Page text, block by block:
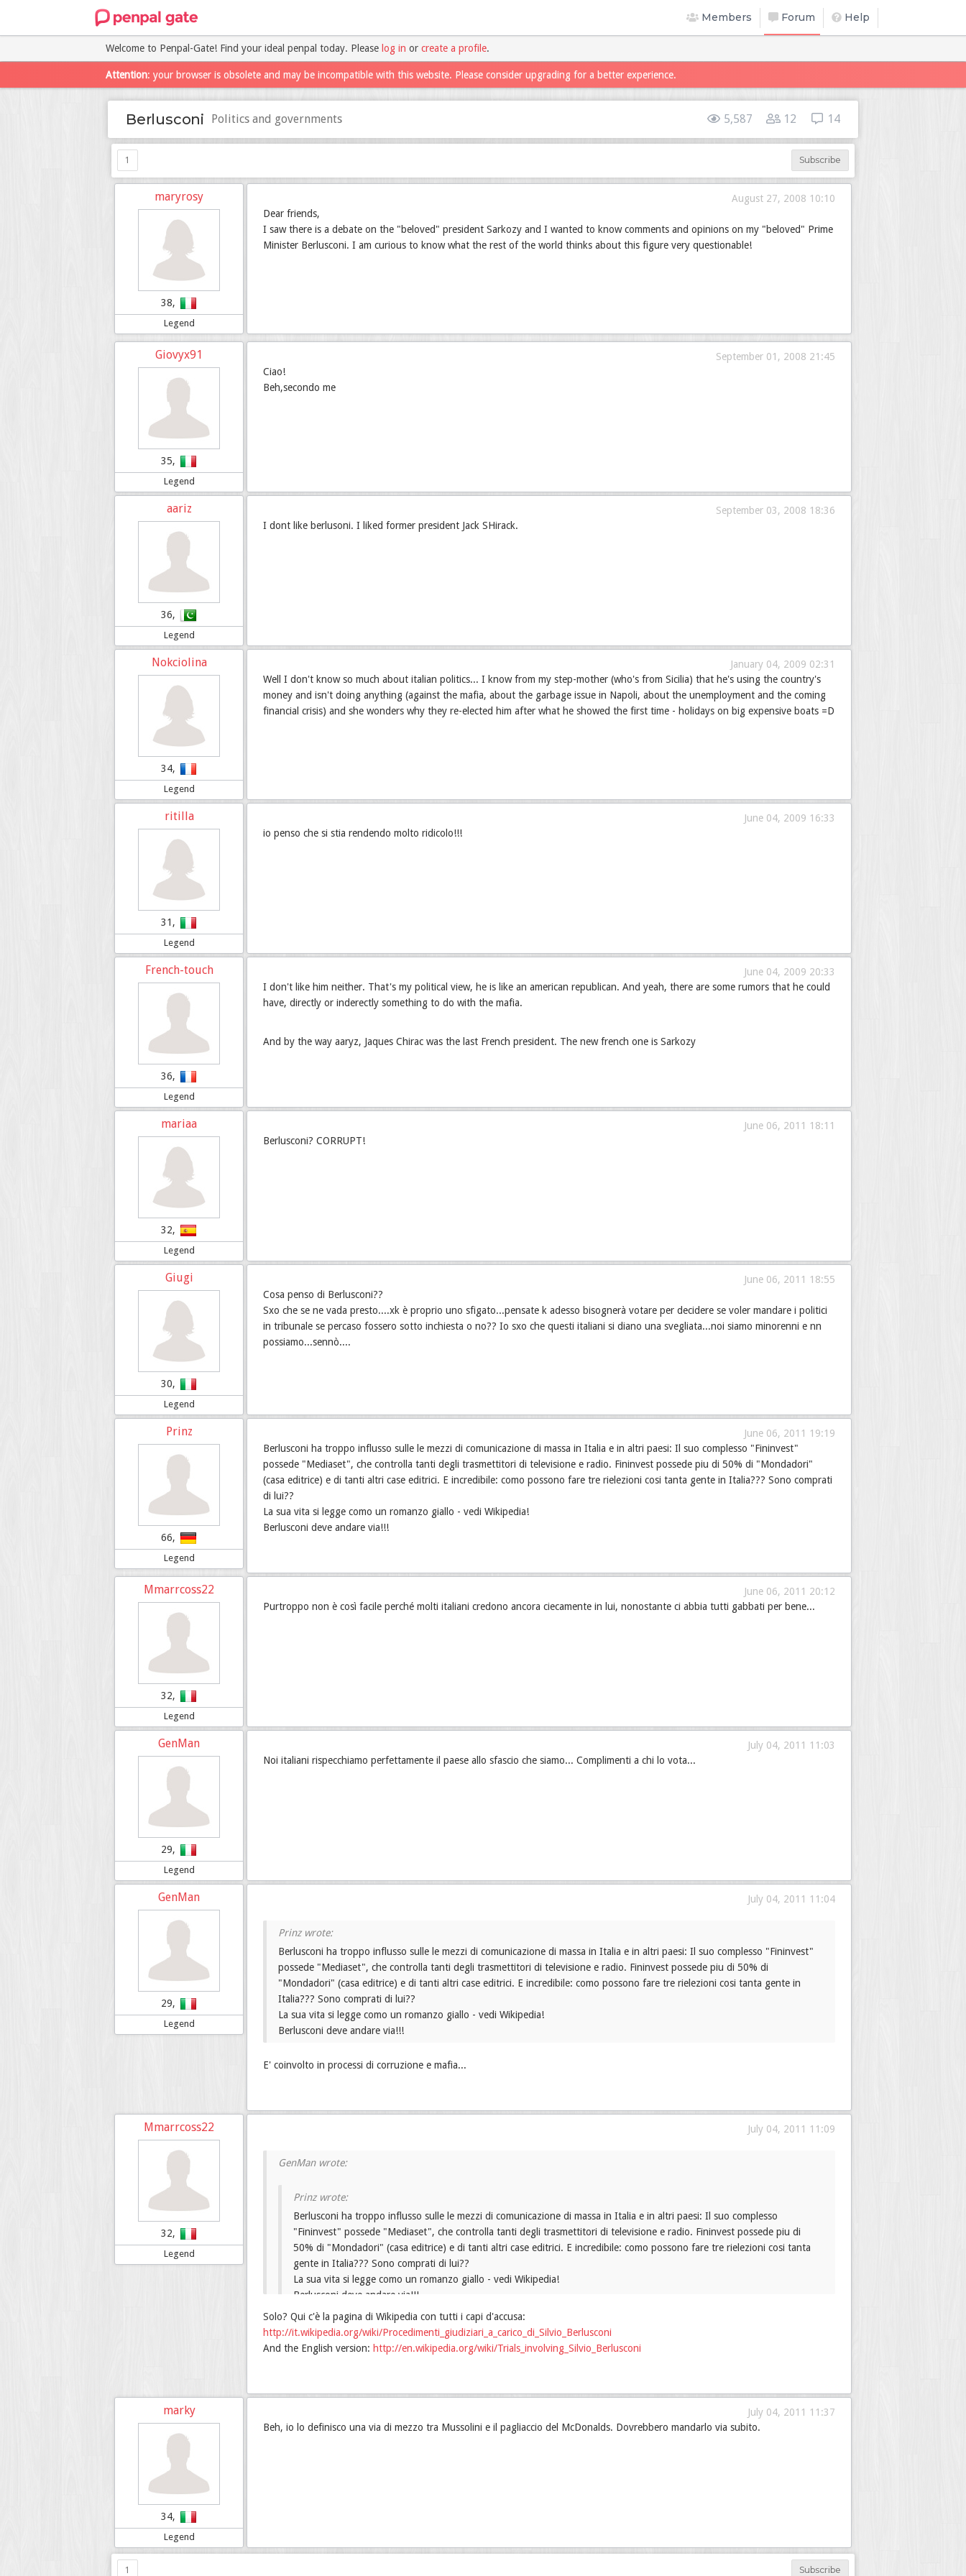
Members Forum Help
Welcome to Penpal-Gate! Find your ideal penpal today. Please log in or create a profile.
Attention: your browser is obsolete and may be incompatible with this website. Please consider upgrading for a better experience.
Berlusconi Politics and governments 5,587 12 14
Subscribe
1
maryrosy
38,
Legend
August 27, 2008 10:10
Dear friends,
I saw there is a debate on the "beloved" president Sarkozy and I wanted to know comments and opinions on my "beloved" Prime
Minister Berlusconi. I am curious to know what the rest of the world thinks about this figure very questionable!
Giovyx91
35,
Legend
September 01, 2008 21:45
Ciao!
Beh,secondo me
aariz
36,
Legend
September 03, 2008 18:36
I dont like berlusoni. I liked former president Jack SHirack.
Nokciolina
34,
Legend
January 04, 2009 02:31
Well I don't know so much about italian politics... I know from my step-mother (who's from Sicilia) that he's using the country's
money and isn't doing anything (against the mafia, about the garbage issue in Napoli, about the unemployment and the coming
financial crisis) and she wonders why they re-elected him after what he showed the first time - holidays on big expensive boats =D
ritilla
31,
Legend
June 04, 2009 16:33
io penso che si stia rendendo molto ridicolo!!!
French-touch
36,
Legend
June 04, 2009 20:33
I don't like him neither. That's my political view, he is like an american republican. And yeah, there are some rumors that he could
have, directly or inderectly something to do with the mafia.
And by the way aaryz, Jaques Chirac was the last French president. The new french one is Sarkozy
mariaa
32,
Legend
June 06, 2011 18:11
Berlusconi? CORRUPT!
Giugi
30,
Legend
June 06, 2011 18:55
Cosa penso di Berlusconi??
Sxo che se ne vada presto....xk è proprio uno sfigato...pensate k adesso bisognerà votare per decidere se voler mandare i politici
in tribunale se percaso fossero sotto inchiesta o no?? Io sxo che questi italiani si diano una svegliata...noi siamo minorenni e nn
possiamo...sennò....
Prinz
66,
Legend
June 06, 2011 19:19
Berlusconi ha troppo influsso sulle le mezzi di comunicazione di massa in Italia e in altri paesi: Il suo complesso "Fininvest"
possede "Mediaset", che controlla tanti degli trasmettitori di televisione e radio. Fininvest possede piu di 50% di "Mondadori"
(casa editrice) e di tanti altri case editrici. E incredibile: como possono fare tre rielezioni cosi tanta gente in Italia??? Sono comprati
di lui??
La sua vita si legge como un romanzo giallo - vedi Wikipedia!
Berlusconi deve andare via!!!
Mmarrcoss22
32,
Legend
June 06, 2011 20:12
Purtroppo non è così facile perché molti italiani credono ancora ciecamente in lui, nonostante ci abbia tutti gabbati per bene...
GenMan
29,
Legend
July 04, 2011 11:03
Noi italiani rispecchiamo perfettamente il paese allo sfascio che siamo... Complimenti a chi lo vota...
GenMan
29,
Legend
July 04, 2011 11:04
Berlusconi ha troppo influsso sulle le mezzi di comunicazione di massa in Italia e in altri paesi: Il suo complesso "Fininvest"
possede "Mediaset", che controlla tanti degli trasmettitori di televisione e radio. Fininvest possede piu di 50% di
"Mondadori" (casa editrice) e di tanti altri case editrici. E incredibile: como possono fare tre rielezioni cosi tanta gente in
Italia??? Sono comprati di lui??
La sua vita si legge como un romanzo giallo - vedi Wikipedia!
Berlusconi deve andare via!!!
E' coinvolto in processi di corruzione e mafia...
Mmarrcoss22
32,
Legend
July 04, 2011 11:09
Berlusconi ha troppo influsso sulle le mezzi di comunicazione di massa in Italia e in altri paesi: Il suo complesso
"Fininvest" possede "Mediaset", che controlla tanti degli trasmettitori di televisione e radio. Fininvest possede piu di
50% di "Mondadori" (casa editrice) e di tanti altri case editrici. E incredibile: como possono fare tre rielezioni cosi tanta
gente in Italia??? Sono comprati di lui??
La sua vita si legge como un romanzo giallo - vedi Wikipedia!
Berlusconi deve andare via!!!
E' coinvolto in processi di corruzione e mafia...
Solo? Qui c'è la pagina di Wikipedia con tutti i capi d'accusa:
http://it.wikipedia.org/wiki/Procedimenti_giudiziari_a_carico_di_Silvio_Berlusconi
And the English version: http://en.wikipedia.org/wiki/Trials_involving_Silvio_Berlusconi
marky
34,
Legend
July 04, 2011 11:37
Beh, io lo definisco una via di mezzo tra Mussolini e il pagliaccio del McDonalds. Dovrebbero mandarlo via subito.
Subscribe
1